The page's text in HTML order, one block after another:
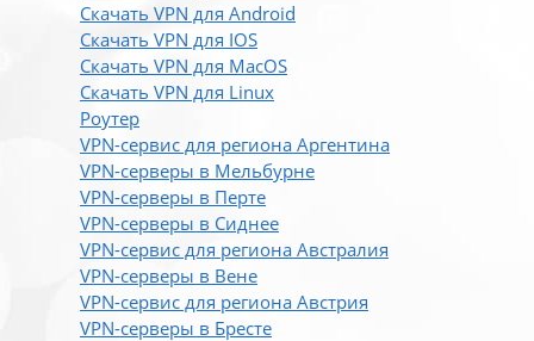
Скачать VPN для Android
Скачать VPN для IOS
Скачать VPN для MacOS
Скачать VPN для Linux
Роутер
VPN-сервис для региона Аргентина
VPN-серверы в Мельбурне
VPN-серверы в Перте
VPN-серверы в Сиднее
VPN-сервис для региона Австралия
VPN-серверы в Вене
VPN-сервис для региона Австрия
VPN-серверы в Бресте